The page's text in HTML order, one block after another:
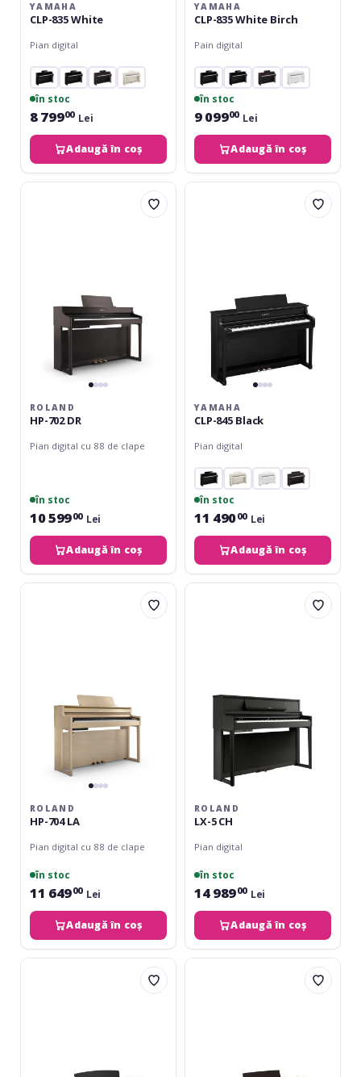
YAMAHA
CLP-835 White
Pian digital
în stoc
8 79900 Lei
Adaugă în coș
YAMAHA
CLP-835 White Birch
Pain digital
în stoc
9 09900 Lei
Adaugă în coș
Roland
ROLAND
HP-702 DR
Pian digital cu 88 de clape
în stoc
10 59900 Lei
Adaugă în coș
Yamaha
YAMAHA
CLP-845 Black
Pian digital
în stoc
11 49000 Lei
Adaugă în coș
Roland
ROLAND
HP-704 LA
Pian digital cu 88 de clape
în stoc
11 64900 Lei
Adaugă în coș
Roland
ROLAND
LX-5 CH
Pian digital
în stoc
14 98900 Lei
Adaugă în coș
Yamaha
Yamaha